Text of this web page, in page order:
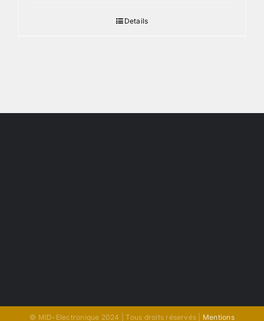
Details
© MID-Electronique 2024 | Tous droits réservés | Mentions